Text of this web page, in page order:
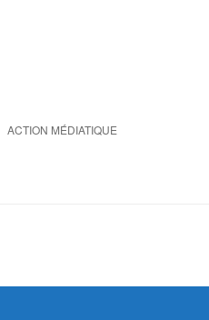
ACTION MÉDIATIQUE